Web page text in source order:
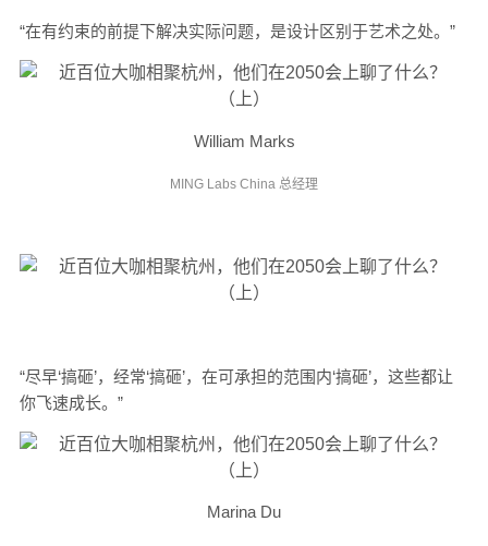
“在有约束的前提下解决实际问题，是设计区别于艺术之处。”
William Marks
MING Labs China 总经理
“尽早‘搞砸’，经常‘搞砸’，在可承担的范围内‘搞砸’，这些都让
你飞速成长。”
Marina Du